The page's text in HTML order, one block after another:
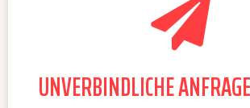
UNVERBINDLICHE